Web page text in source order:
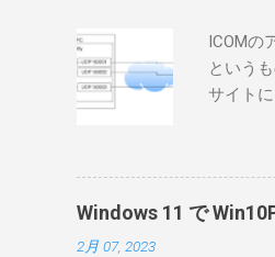
ICOMの
という
サイト
ろうと
で、ハ
RS-
が持っ
Windows 11 で
2月 07, 2023